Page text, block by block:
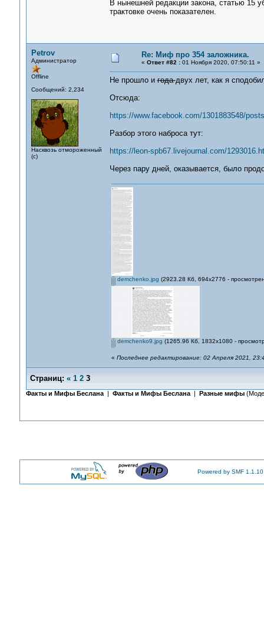
В нынешней редакции закона, статью 15
трактовке очень показателен.
Petrov
Администратор
Offline
Сообщений: 2,234
Насквозь отмороженный
(с)
Re: Миф про 354 заложника.
« Ответ #82 :01 Ноября 2020, 07:50:11 »
Не прошло игодадвух лет, как я
Отсюда:
https://www.facebook.com/1301883548/
Разбор этого наброса тут:
https://leon-spb67.livejournal.com/
Через пару дней, оказывается, было
demchenko.jpg (2923.28 Кб, 694x2776 -
demchenko9.jpg (1265.96 Кб, 1832x1080 -
« Последнее редактирование: 02 Апреля 2021,
Страниц: « 1 2 3
Факты и Мифы Беслана| Факты и Мифы Беслана| Разные мифы
Powered by SMF 1.1.10